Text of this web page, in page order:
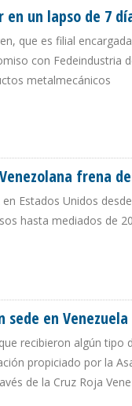
en un lapso de 7
que es filial
con Fedeindustria
metalmecánicos
frena
en Estados Unidos
hasta mediados de
sede en
recibieron algún
propiciado por la
de la Cruz Roja